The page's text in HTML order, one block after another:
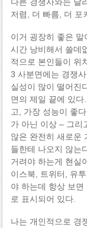
저렴, 더 빠름, 더 포
이거 굉장히 좋은
시간 낭비해서 쓸데
적으로 본인들이 위
3 사분면에는 경쟁
실성이 많이 떨어진
면의 제일 끝에 있
고, 가장 성능이 좋
가 아닌 이상 – 그리
않은 완전히 새로운
들한테 나오지 않는
거려야 하는게 현실
이스북, 트위터, 유
야 하는데 항상 보
로 표시되어 있다.
나는 개인적으로 경